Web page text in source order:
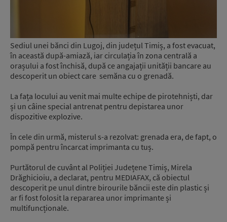
Sediul unei bănci din Lugoj, din județul Timiș, a fost evacuat,
în această după-amiază, iar circulația în zona centrală a
orașului a fost închisă, după ce angajații unității bancare au
descoperit un obiect care semăna cu o grenadă.
La fața locului au venit mai multe echipe de pirotehniști, dar
și un câine special antrenat pentru depistarea unor
dispozitive explozive.
În cele din urmă, misterul s-a rezolvat: grenada era, de fapt, o
pompă pentru încarcat imprimanta cu tuș.
Purtătorul de cuvânt al Poliției Județene Timiș, Mirela
Drăghicioiu, a declarat, pentru MEDIAFAX, că obiectul
descoperit pe unul dintre birourile băncii este din plastic și
ar fi fost folosit la repararea unor imprimante și
multifuncționale.